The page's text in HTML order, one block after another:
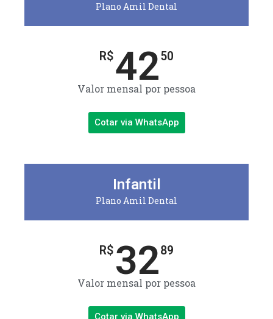
Plano Amil Dental
R$4250
Valor mensal por pessoa
Cotar via WhatsApp
Infantil
Plano Amil Dental
R$ 3289
Valor mensal por pessoa